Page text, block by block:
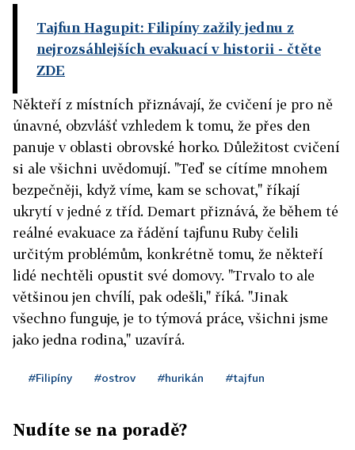
Tajfun Hagupit: Filipíny zažily jednu z
nejrozsáhlejších evakuací v historii - čtěte
ZDE
Někteří z místních přiznávají, že cvičení je pro ně
únavné, obzvlášť vzhledem k tomu, že přes den
panuje v oblasti obrovské horko. Důležitost cvičení
si ale všichni uvědomují. "Teď se cítíme mnohem
bezpečněji, když víme, kam se schovat," říkají
ukrytí v jedné z tříd. Demart přiznává, že během té
reálné evakuace za řádění tajfunu Ruby čelili
určitým problémům, konkrétně tomu, že někteří
lidé nechtěli opustit své domovy. "Trvalo to ale
většinou jen chvílí, pak odešli," říká. "Jinak
všechno funguje, je to týmová práce, všichni jsme
jako jedna rodina," uzavírá.
#Filipíny #ostrov #hurikán #tajfun
Nudíte se na poradě?